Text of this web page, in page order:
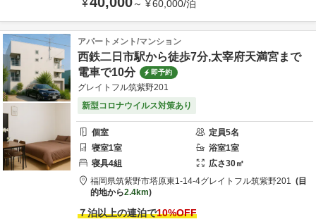
¥ ～ ¥60,000/泊
アパートメント/マンション
西鉄二日市駅から徒歩7分,太宰府天満宮まで
電車で10分
即予約
グレイトフル筑紫野201
新型コロナウイルス対策あり
個室 定員5名
寝室1室 浴室1室
寝具4組 広さ30㎡
福岡県筑紫野市塔原東1-14-4グレイトフル筑紫野201
目
的地から2.4km
７泊以上の連泊で10%OFF